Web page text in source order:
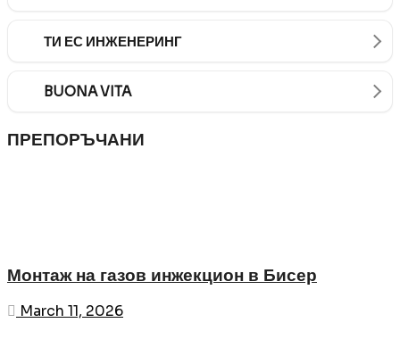
ТИ ЕС ИНЖЕНЕРИНГ
BUONA VITA
ПРЕПОРЪЧАНИ
Монтаж на газов инжекцион в Бисер
March 11, 2026